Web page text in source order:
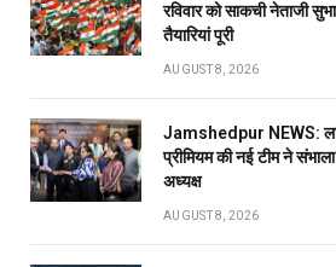
रविवार को साकची नेताजी
तैयारियां पूरी
AUGUST 8, 2026
Jamshedpur NEWS:
प्रीमियम की नई टीम ने
अध्यक्ष
AUGUST 8, 2026